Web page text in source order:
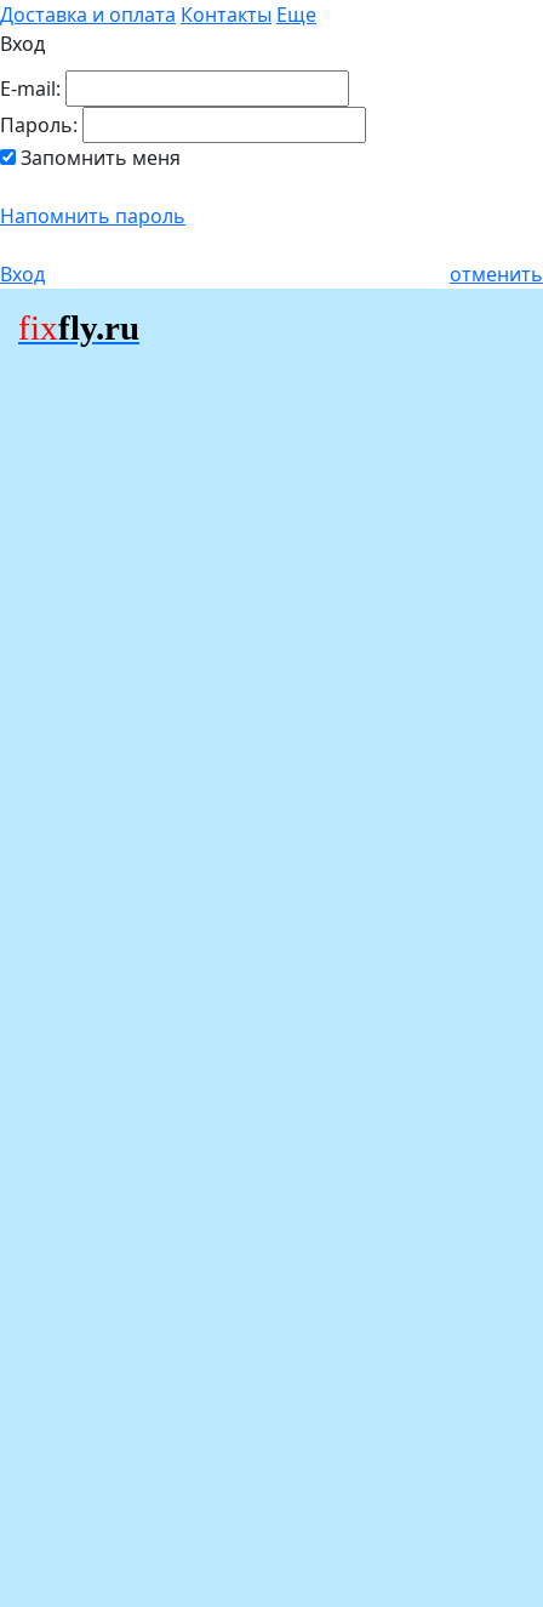
Доставка и оплата Контакты Еще
Вход
E-mail:
Пароль:
Запомнить меня
Напомнить пароль
Вход отменить
fixfly.ru